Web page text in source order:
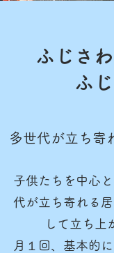
ふじさ
ふ
多世代が立ち寄
子供たちを中心
代が立ち寄れる
して立ち上
月１回、基本的